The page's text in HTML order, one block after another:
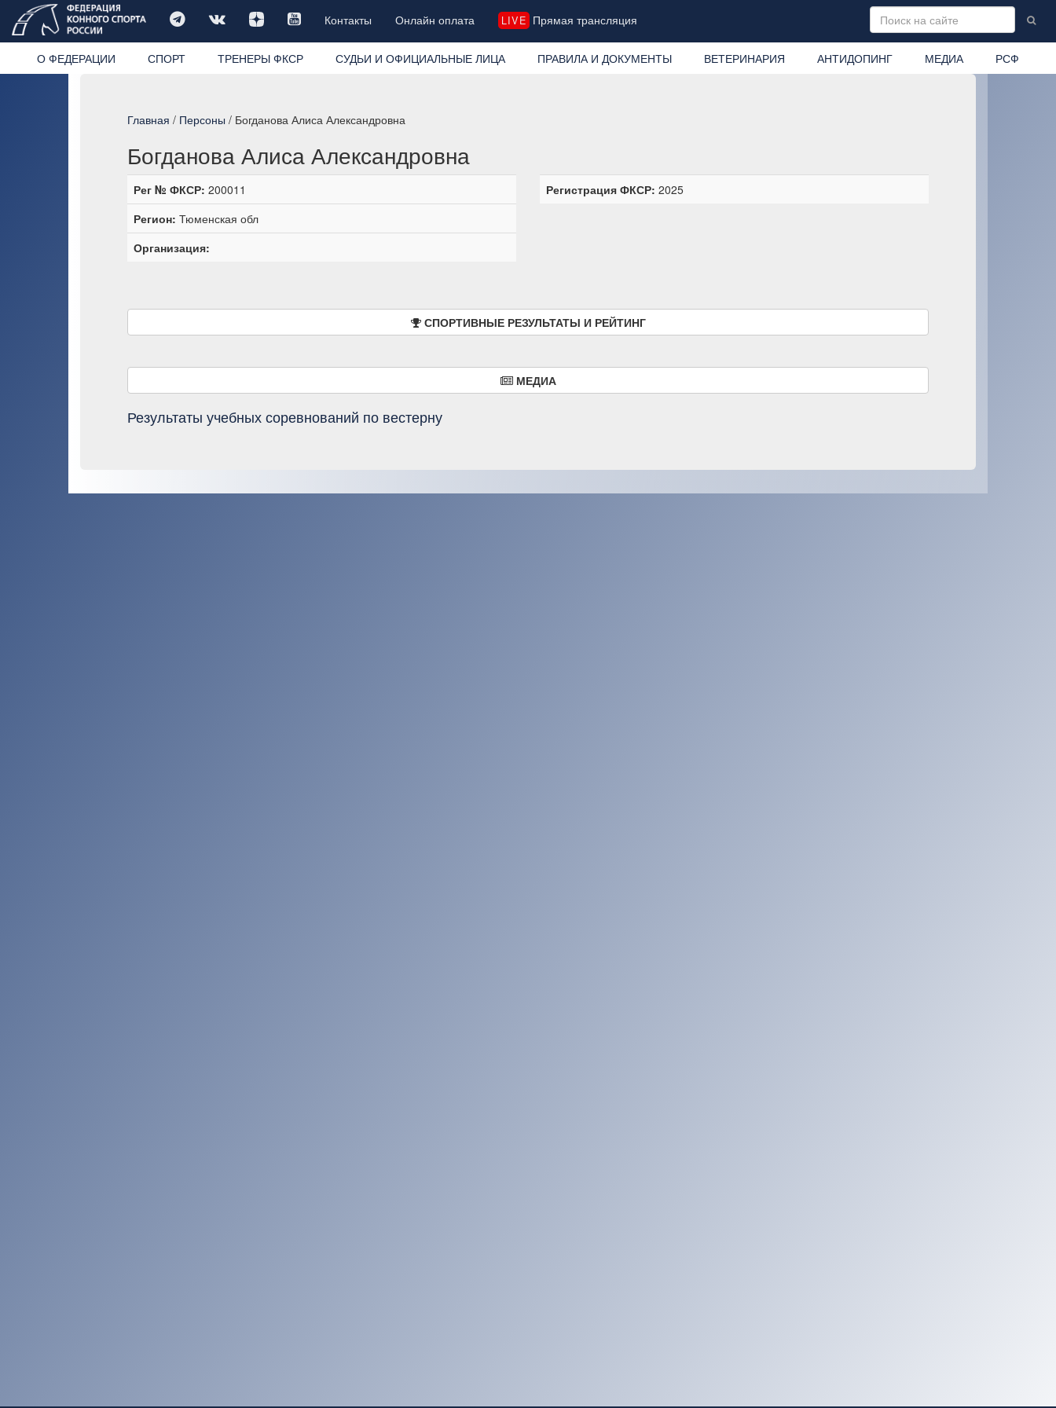
Контакты Онлайн оплата LIVE Прямая трансляция
О ФЕДЕРАЦИИ СПОРТ ТРЕНЕРЫ ФКСР СУДЬИ И ОФИЦИАЛЬНЫЕ ЛИЦА ПРАВИЛА И ДОКУМЕНТЫ ВЕТЕРИНАРИЯ АНТИДОПИНГ МЕДИА РСФ
Главная / Персоны / Богданова Алиса Александровна
Богданова Алиса Александровна
Рег № ФКСР: 200011
Регион: Тюменская обл
Организация:
Регистрация ФКСР: 2025
СПОРТИВНЫЕ РЕЗУЛЬТАТЫ И РЕЙТИНГ
МЕДИА
Результаты учебных соревнований по вестерну